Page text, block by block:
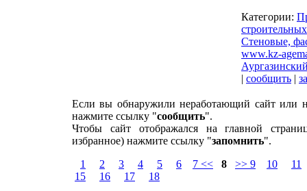
Категории:
Стеновые,
www.kz-
| сообщить |
Если вы обнаружили неработающий сайт или
нажмите ссылку "сообщить".
Чтобы сайт отображался на главной
избранное) нажмите ссылку "запомнить".
1
2 3 4 5 6 7 << 8 >> 9 10
11
15
16 17 18